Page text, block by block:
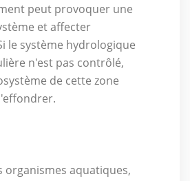
peut provoquer une
et affecter
le système hydrologique
n'est pas contrôlé,
de cette zone
organismes aquatiques,